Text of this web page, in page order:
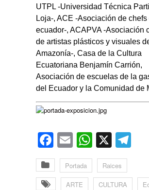
UTPL -Universidad Técnica
Loja-, ACE -Asociación de chefs
ecuador-, ACAPVA -Asociación
de artistas plásticos y visuales
Amazonía-, Casa de la Cultura
Ecuatoriana Benjamín Carrión,
Asociación de escuelas de la
del Ecuador y la Comunidad de
Facebook
EmailX
Portada Raices
ARTE CULTURA